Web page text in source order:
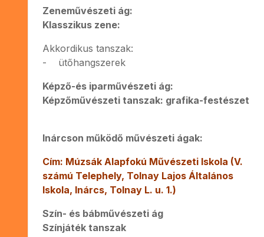
Zeneművészeti ág:
Klasszikus zene:
Akkordikus tanszak:
- ütőhangszerek
Képző-és iparművészeti ág:
Képzőművészeti tanszak: grafika-festészet
Inárcson működő művészeti ágak:
Cím: Múzsák Alapfokú Művészeti Iskola (V.
számú Telephely, Tolnay Lajos Általános
Iskola, Inárcs, Tolnay L. u. 1.)
Szín- és bábművészeti ág
Színjáték tanszak